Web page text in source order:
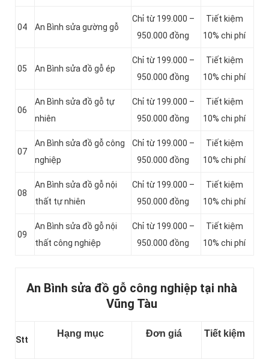
04 An Bình sửa gường gỗ
Chỉ từ 199.000 –
950.000 đồng
Tiết kiệm
10% chi phí
05 An Bình sửa đồ gỗ ép
Chỉ từ 199.000 –
950.000 đồng
Tiết kiệm
10% chi phí
06
An Bình sửa đồ gỗ tự
nhiên
Chỉ từ 199.000 –
950.000 đồng
Tiết kiệm
10% chi phí
07
An Bình sửa đồ gỗ công
nghiệp
Chỉ từ 199.000 –
950.000 đồng
Tiết kiệm
10% chi phí
08
An Bình sửa đồ gỗ nội
thất tự nhiên
Chỉ từ 199.000 –
950.000 đồng
Tiết kiệm
10% chi phí
09
An Bình sửa đồ gỗ nội
thất công nghiệp
Chỉ từ 199.000 –
950.000 đồng
Tiết kiệm
10% chi phí
An Bình sửa đồ gỗ công nghiệp tại nhà
Vũng Tàu
Stt
Hạng mục Đơn giá Tiết kiệm